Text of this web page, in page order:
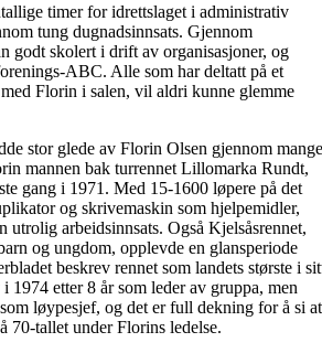
timer for idrettslaget i administrativ
tung dugnadsinnsats. Gjennom
godt skolert i drift av organisasjoner, og
ABC. Alle som har deltatt på et
Florin i salen, vil aldri kunne glemme
stor glede av Florin Olsen gjennom mange
mannen bak turrennet Lillomarka Rundt,
gang i 1971. Med 15-1600 løpere på det
og skrivemaskin som hjelpemidler,
utrolig arbeidsinnsats. Også Kjelsåsrennet,
og ungdom, opplevde en glansperiode
beskrev rennet som landets største i
1974 etter 8 år som leder av gruppa, men
løypesjef, og det er full dekning for å si at
70-tallet under Florins ledelse.